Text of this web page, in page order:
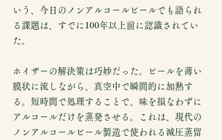
いう、今日のノンアルコールビールでも語られ
る課題は、すでに100年以上前に認識されてい
た。
ホイザーの解決策は巧妙だった。ビールを薄い
膜状に流しながら、真空中で瞬間的に加熱す
る。短時間で処理することで、味を損なわずに
アルコールだけを蒸発させる。これは、現代の
ノンアルコールビール製造で使われる減圧蒸留